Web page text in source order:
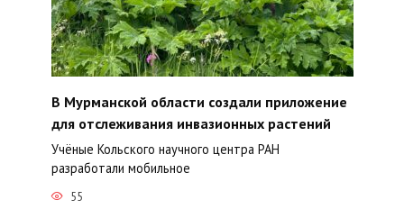
В Мурманской области создали приложение
для отслеживания инвазионных растений
Учёные Кольского научного центра РАН
разработали мобильное
55